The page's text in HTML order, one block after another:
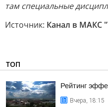
там специальные
Источник: Канал в МАКС
ТОП
Рейтинг
Вчера, 18:15